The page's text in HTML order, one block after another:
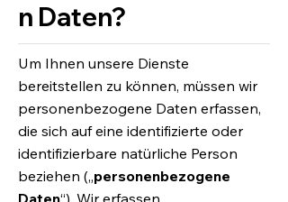
n Daten?
Um Ihnen unsere Dienste
bereitstellen zu können, müssen wir
personenbezogene Daten erfassen,
die sich auf eine identifizierte oder
identifizierbare natürliche Person
beziehen („personenbezogene
Daten“). Wir erfassen